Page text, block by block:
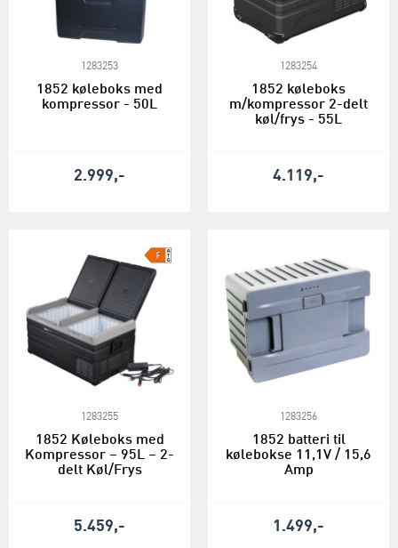
1283253
1852 køleboks med
kompressor - 50L
2.999,-
1283254
1852 køleboks
m/kompressor 2-delt
køl/frys - 55L
4.119,-
1283255
1852 Køleboks med
Kompressor – 95L – 2-
delt Køl/Frys
5.459,-
1283256
1852 batteri til
kølebokse 11,1V / 15,6
Amp
1.499,-